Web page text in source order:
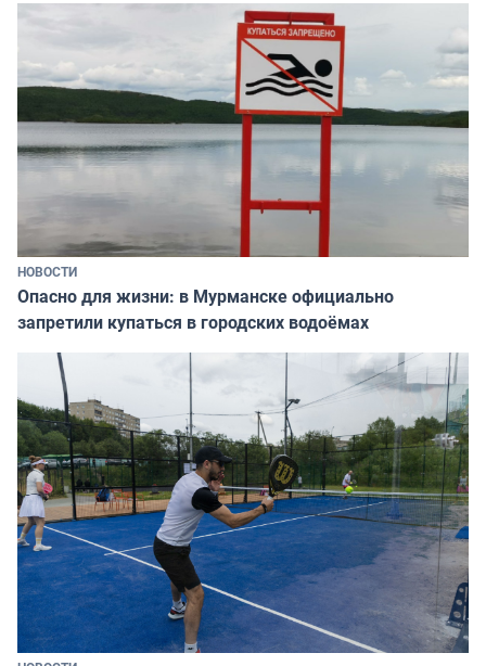
НОВОСТИ
Опасно для жизни: в Мурманске официально
запретили купаться в городских водоёмах